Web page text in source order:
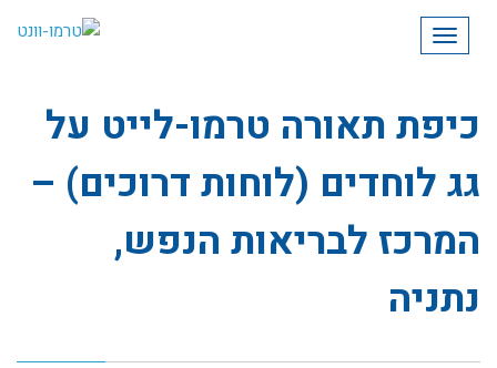
תפריט
כיפת תאורה טרמו-לייט על
גג לוחדים (לוחות דרוכים) –
המרכז לבריאות הנפש,
נתניה